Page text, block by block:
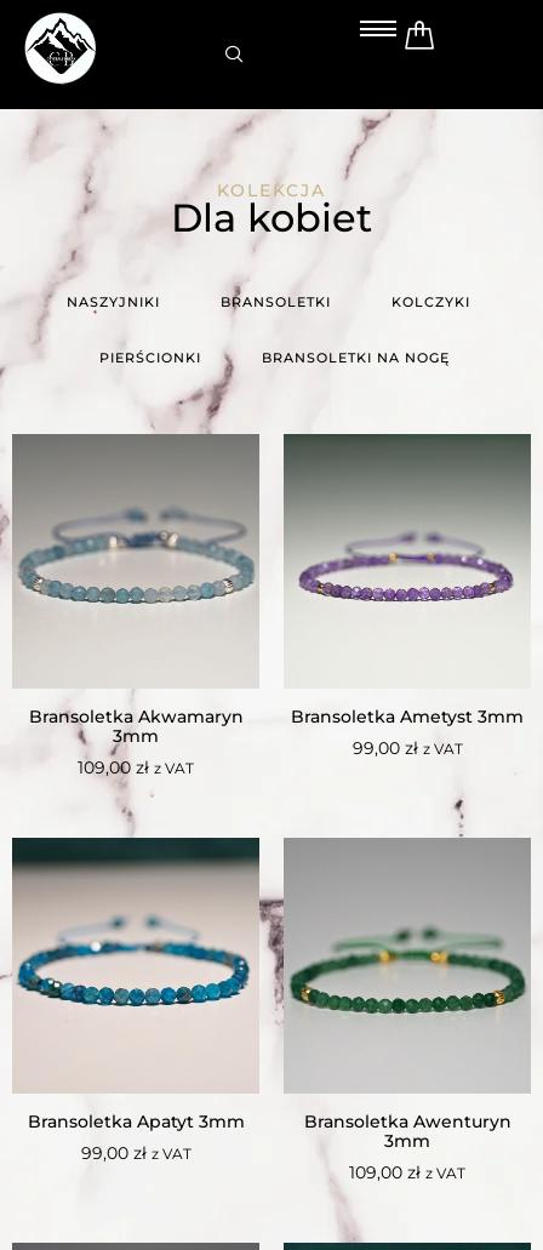
Przejdź
treści
KOLEKCJA
Dla kobiet
NASZYJNIKI BRANSOLETKI KOLCZYKI
PIERŚCIONKI BRANSOLETKI NA NOGĘ
Bransoletka Akwamaryn
3mm
109,00 zł z VAT
Bransoletka Ametyst 3mm
99,00 zł z VAT
Bransoletka Apatyt 3mm
99,00 zł z VAT
Bransoletka Awenturyn
3mm
109,00 zł z VAT